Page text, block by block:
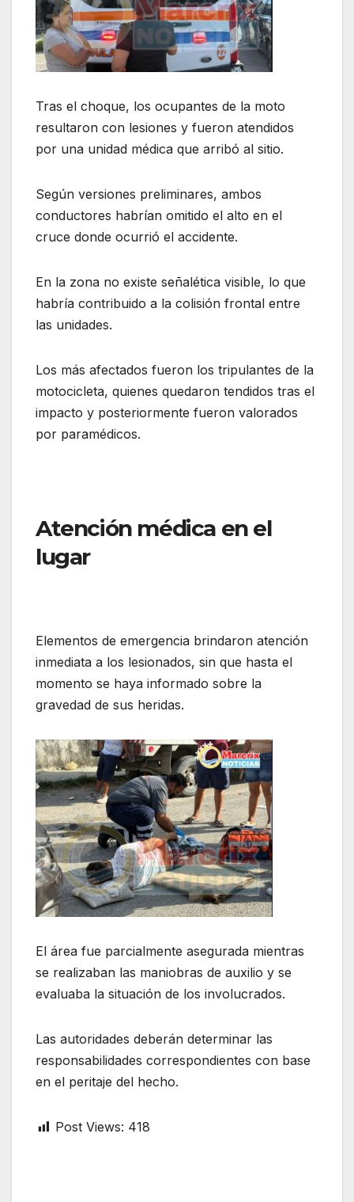
Tras el choque, los ocupantes de la moto
resultaron con lesiones y fueron atendidos
por una unidad médica que arribó al sitio.
Según versiones preliminares, ambos
conductores habrían omitido el alto en el
cruce donde ocurrió el accidente.
En la zona no existe señalética visible, lo que
habría contribuido a la colisión frontal entre
las unidades.
Los más afectados fueron los tripulantes de la
motocicleta, quienes quedaron tendidos tras el
impacto y posteriormente fueron valorados
por paramédicos.
Atención médica en el
lugar
Elementos de emergencia brindaron atención
inmediata a los lesionados, sin que hasta el
momento se haya informado sobre la
gravedad de sus heridas.
El área fue parcialmente asegurada mientras
se realizaban las maniobras de auxilio y se
evaluaba la situación de los involucrados.
Las autoridades deberán determinar las
responsabilidades correspondientes con base
en el peritaje del hecho.
Post Views: 418